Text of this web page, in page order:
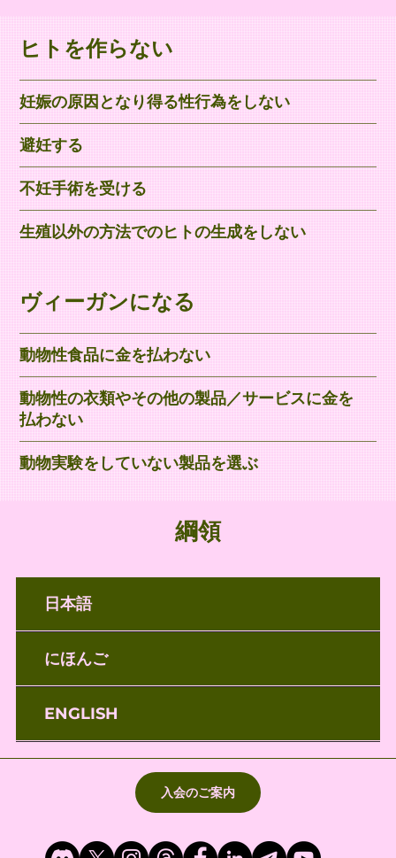
ヒトを作らない
妊娠の原因となり得る性行為をしない
避妊する
不妊手術を受ける
生殖以外の方法でのヒトの生成をしない
​ヴィーガンになる
動物性食品に金を払わない
動物性の衣類やその他の製品／サービスに金を
払わない
動物実験をしていない製品を選ぶ
日本語
にほんご
ENGLISH
綱領
入会のご案内